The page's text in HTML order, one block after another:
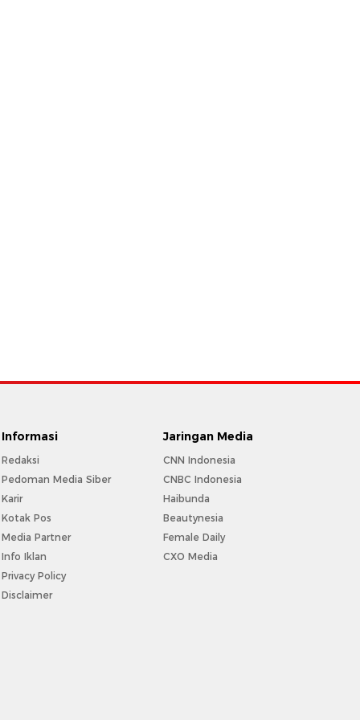
Informasi
Redaksi
Pedoman Media Siber
Karir
Kotak Pos
Media Partner
Info Iklan
Privacy Policy
Disclaimer
Jaringan Media
CNN Indonesia
CNBC Indonesia
Haibunda
Beautynesia
Female Daily
CXO Media